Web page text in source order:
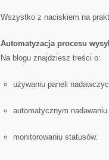
Wszystko z naciskiem na
Automatyzacja procesu
Na blogu znajdziesz treści o:
używaniu paneli
automatycznym
monitorowaniu statusów.